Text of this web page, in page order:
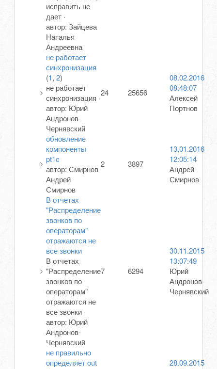
исправить не
дает ·
автор: Зайцева
Наталья
Андреевна
не работает
синхронизация
(1, 2)
не работает
синхронизация ·
автор: Юрий
Андронов-
Чернявский
24 25656
08.02.2016
08:48:07
Алексей
Портнов
обновление
компоненты
pt1c
автор: Смирнов
Андрей
Смирнов
2 3897
13.01.2016
12:05:14
Андрей
Смирнов
В отчетах
"Распределение
звонков по
операторам"
отражаются не
все звонки
В отчетах
"Распределение
звонков по
операторам"
отражаются не
все звонки ·
автор: Юрий
Андронов-
Чернявский
7 6294
30.11.2015
13:07:49
Юрий
Андронов-
Чернявский
не правильно
определяет out
28.09.2015